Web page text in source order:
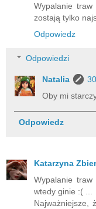
Wypalanie
zostają tylko
Odpowiedz
Odpowiedzi
Natalia
Oby mi
Odpowiedz
Katarzyna
Wypalanie
wtedy ginie :( ...
Najważniejsze,